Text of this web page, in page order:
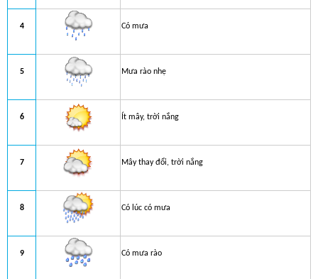
4 Có mưa
5 Mưa rào nhẹ
6 Ít mây, trời nắng
7 Mây thay đổi, trời nắng
8 Có lúc có mưa
9 Có mưa rào